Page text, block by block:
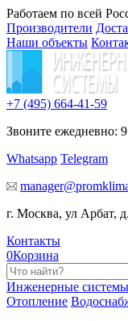
Работаем по всей
Производители
Наши объекты
+7 (495) 664-41-59
Звоните ежедневно:
Whatsapp Telegram
г. Москва, ул Арбат,
Контакты
0Корзина
Инженерные системы
Отопление